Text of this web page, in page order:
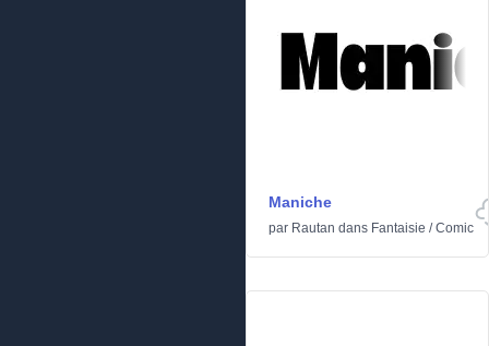
Maniche
par Rautan dans Fantaisie /Comic